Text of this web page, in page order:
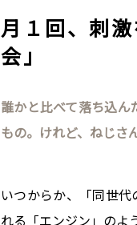
月１回、刺
会」
誰かと比べて落ち込ん
もの。けれど、ねじさ
いつからか、「同世代
れる「エンジン」のよ